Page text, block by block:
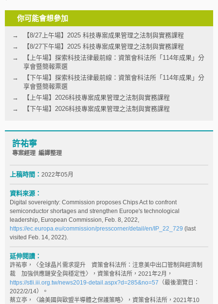
你可能會想參加
【8/27上午場】2025 科技專案成果管理之法制與實務課程
【8/27下午場】2025 科技專案成果管理之法制與實務課程
【上午場】探索科技法律最前線：資策會科法所「114年成果」分
享會暨簡報票選
【下午場】探索科技法律最前線：資策會科法所「114年成果」分
享會暨簡報票選
【上午場】2026科技專案成果管理之法制與實務課程
【下午場】2026科技專案成果管理之法制與實務課程
許祐寧
專案經理 編譯整理
上稿時間： 2022年05月
資料來源：
Digital sovereignty: Commission proposes Chips Act to confront
semiconductor shortages and strengthen Europe's technological
leadership, European Commission, Feb. 8, 2022,
https://ec.europa.eu/commission/presscorner/detail/en/IP_22_729 (last
visited Feb. 14, 2022).
延伸閱讀：
許祐寧，〈全球晶片需求提升 資策會科法所：注意美中出口管制與經濟制
裁 加強供應鏈安全與穩定性〉，資策會科法所，2021年2月，
https://stli.iii.org.tw/news2019-detail.aspx?d=285&no=57 （最後瀏覽日：
2022/2/14）。
蔡立亭，〈論美國與歐盟半導體之保護策略〉，資策會科法所，2021年10